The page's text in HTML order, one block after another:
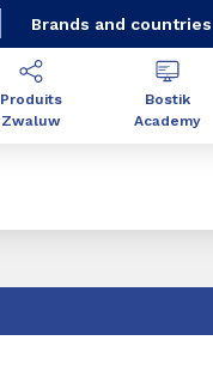
Brands and countries
Produits
Zwaluw
Bostik
Academy